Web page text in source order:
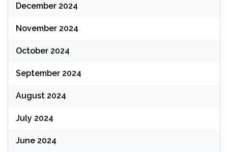
December 2024
November 2024
October 2024
September 2024
August 2024
July 2024
June 2024